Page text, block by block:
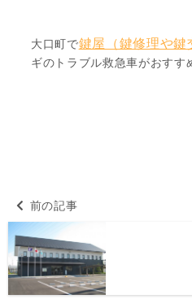
大口町で鍵屋（鍵修理や鍵
ギのトラブル救急車がおすす
前の記事